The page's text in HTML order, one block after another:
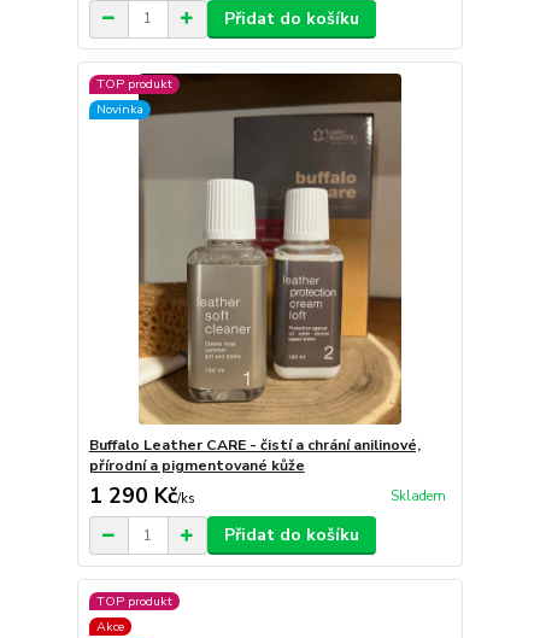
Přidat do košíku
TOP produkt
Novinka
Buffalo Leather CARE - čistí a chrání anilinové,
přírodní a pigmentované kůže
1 290 Kč/ks Skladem
Přidat do košíku
TOP produkt
Akce